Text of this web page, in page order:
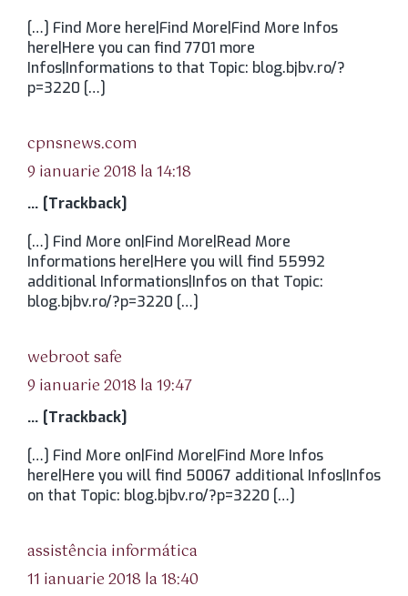
[…] Find More here|Find More|Find More Infos
here|Here you can find 7701 more
Infos|Informations to that Topic: blog.bjbv.ro/?
p=3220 […]
cpnsnews.com
9 ianuarie 2018 la 14:18
… [Trackback]
[…] Find More on|Find More|Read More
Informations here|Here you will find 55992
additional Informations|Infos on that Topic:
blog.bjbv.ro/?p=3220 […]
webroot safe
9 ianuarie 2018 la 19:47
… [Trackback]
[…] Find More on|Find More|Find More Infos
here|Here you will find 50067 additional Infos|Infos
on that Topic: blog.bjbv.ro/?p=3220 […]
assistência informática
11 ianuarie 2018 la 18:40